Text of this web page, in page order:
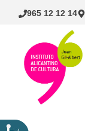
Saltar
965 12 12 14